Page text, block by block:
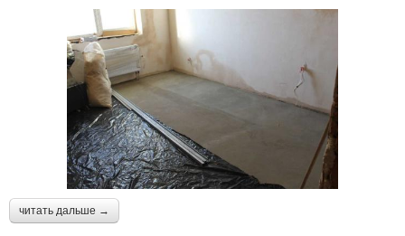
читать дальше →